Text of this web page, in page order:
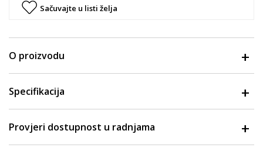
Sačuvajte u listi želja
O proizvodu
Specifikacija
Provjeri dostupnost u radnjama